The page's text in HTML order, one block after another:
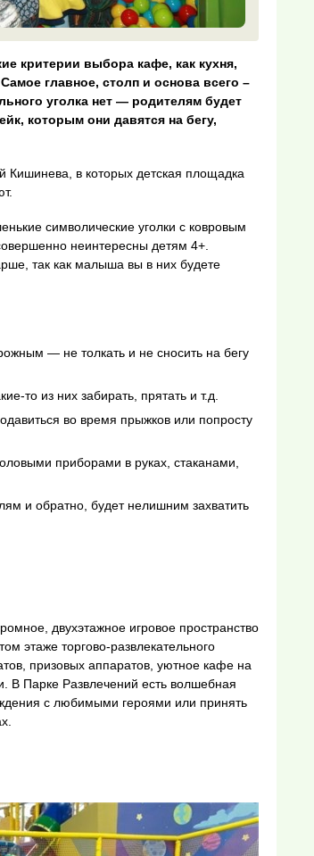
критерии выбора кафе, как кухня,
главное, столп и основа всего –
уголка нет — родителям будет
которым они давятся на бегу,
в которых детская площадка
символические уголки с ковровым
неинтересны детям 4+.
так как малыша вы в них будете
— не толкать и не сносить на бегу
то из них забирать, прятать и т.д.
во время прыжков или попросту
приборами в руках, стаканами,
и обратно, будет нелишним захватить
двухэтажное игровое пространство
этаже торгово-развлекательного
призовых аппаратов, уютное кафе на
В Парке Развлечений есть волшебная
с любимыми героями или принять